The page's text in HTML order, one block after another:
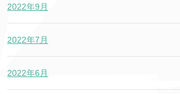
2022年9月
2022年7月
2022年6月